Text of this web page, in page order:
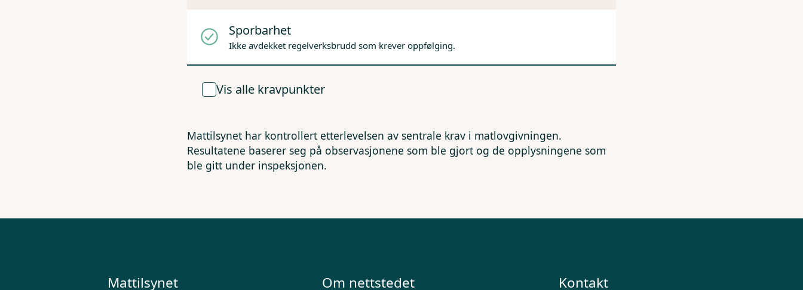
Sporbarhet
Ikke avdekket regelverksbrudd som krever oppfølging.
Vis alle kravpunkter
Mattilsynet har kontrollert etterlevelsen av sentrale krav i matlovgivningen.
Resultatene baserer seg på observasjonene som ble gjort og de opplysningene som
ble gitt under inspeksjonen.
Mattilsynet Om nettstedet Kontakt